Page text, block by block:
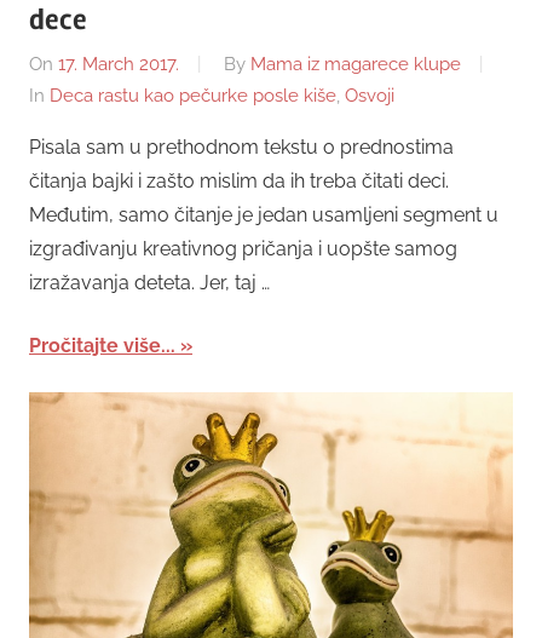
dece
On 17. March 2017. By Mama iz magarece klupe
In Deca rastu kao pečurke posle kiše, Osvoji
Pisala sam u prethodnom tekstu o prednostima
čitanja bajki i zašto mislim da ih treba čitati deci.
Međutim, samo čitanje je jedan usamljeni segment u
izgrađivanju kreativnog pričanja i uopšte samog
izražavanja deteta. Jer, taj …
Pročitajte više...